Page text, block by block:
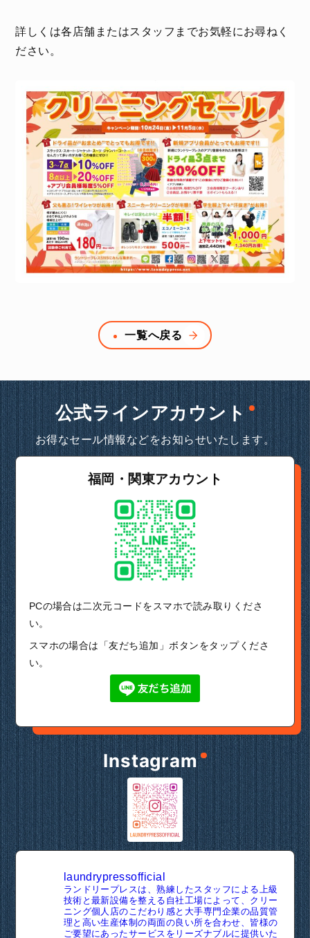
詳しくは各店舗またはスタッフまでお気軽にお尋ねく
ださい。
一覧へ戻る
公式ラインアカウント
お得なセール情報などをお知らせいたします。
福岡・関東アカウント
PCの場合は二次元コードをスマホで読み取りくださ
い。
スマホの場合は「友だち追加」ボタンをタップくださ
い。
Instagram
laundrypressofficial
ランドリープレスは、熟練したスタッフによる上級
技術と最新設備を整える自社工場によって、クリー
ニング個人店のこだわり感と大手専門企業の品質管
理と高い生産体制の両面の良い所を合わせ、皆様の
ご要望にあったサービスをリーズナブルに提供いた